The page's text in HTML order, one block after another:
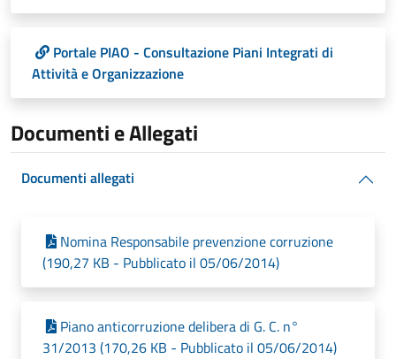
Portale PIAO - Consultazione Piani Integrati di
Attività e Organizzazione
Documenti e Allegati
Documenti allegati
Nomina Responsabile prevenzione corruzione
(190,27 KB - Pubblicato il 05/06/2014)
Piano anticorruzione delibera di G. C. n°
31/2013 (170,26 KB - Pubblicato il 05/06/2014)